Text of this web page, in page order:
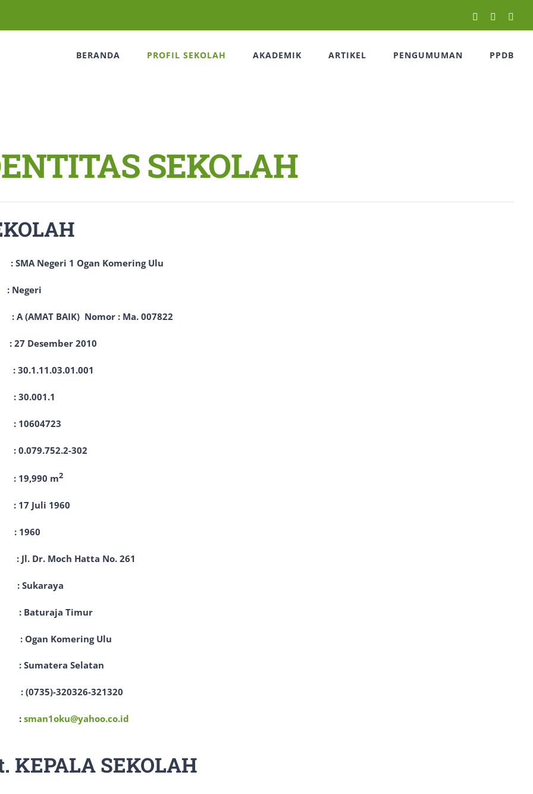
Facebook
Twitter
BERANDA PROFIL SEKOLAH AKADEMIK ARTIKEL PENGUMUMAN PPDB
SEKOLAH
Negeri 1 Ogan Komering Ulu
: Negeri
BAIK) Nomor : Ma. 007822
Desember 2010
302
m2
Juli 1960
1960
Moch Hatta No. 261
Timur
Komering Ulu
Selatan
320326-321320
: sman1oku@yahoo.co.id
KEPALA SEKOLAH